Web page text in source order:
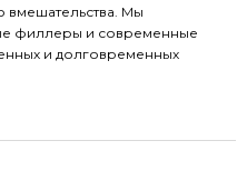
вмешательства. Мы
филлеры и современные
и долговременных